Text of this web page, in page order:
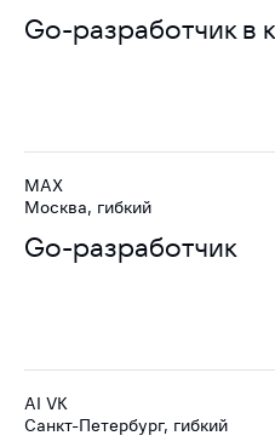
Go-разработчик в
Go-разработчик
MAX
Москва, гибкий
AI VK
Санкт-Петербург, гибкий